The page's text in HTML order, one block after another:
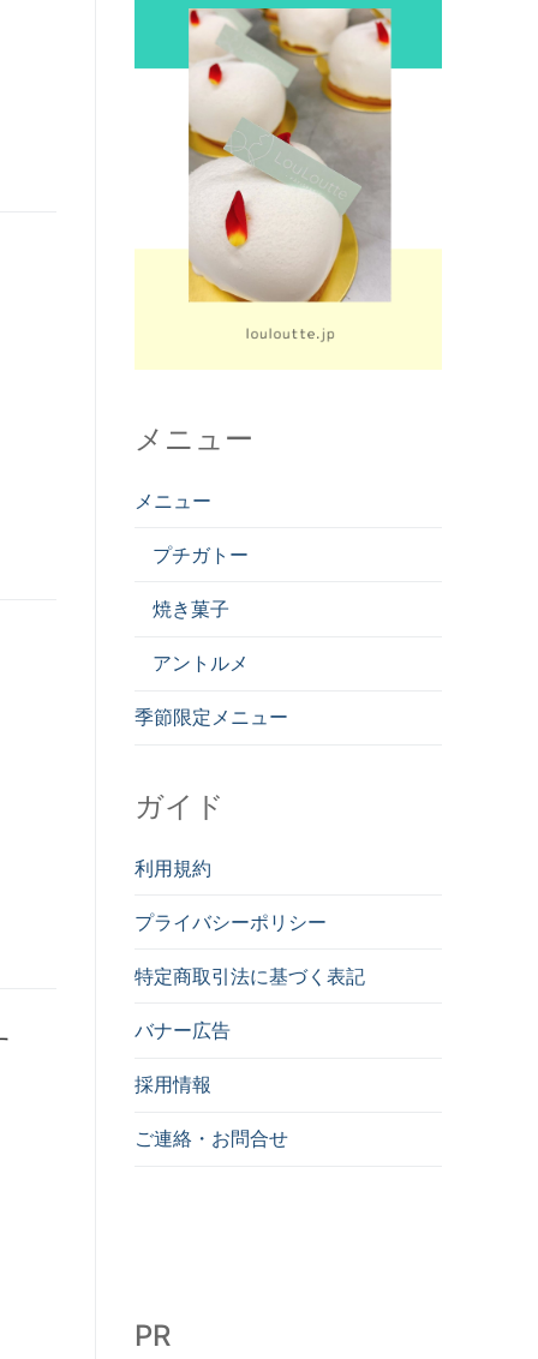
メニュー
メニュー
プチガトー
焼き菓子
アントルメ
季節限定メニュー
ガイド
利用規約
プライバシーポリシー
特定商取引法に基づく表記
バナー広告
採用情報
ご連絡・お問合せ
PR